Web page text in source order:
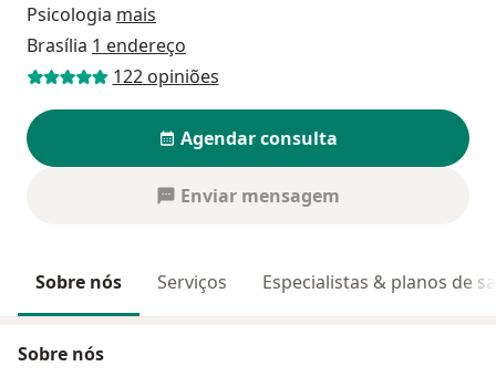
Psicologia mais
Brasília 1 endereço
122 opiniões
Agendar consulta
Enviar mensagem
Sobre nós Serviços Especialistas & planos de
Sobre nós